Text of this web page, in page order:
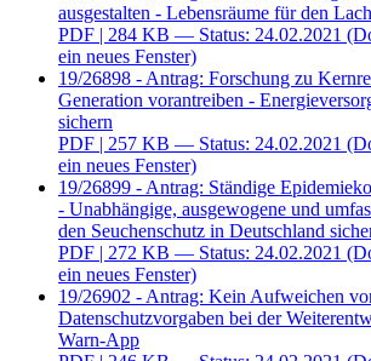
ausgestalten - Lebensräume für den
PDF | 284 KB — Status: 24.02.2021
ein neues Fenster)
19/26898 - Antrag: Forschung zu
Generation vorantreiben -
sichern
PDF | 257 KB — Status: 24.02.2021
ein neues Fenster)
19/26899 - Antrag: Ständige
- Unabhängige, ausgewogene und
den Seuchenschutz in Deutschland
PDF | 272 KB — Status: 24.02.2021
ein neues Fenster)
19/26902 - Antrag: Kein Aufweichen
Datenschutzvorgaben bei der
Warn-App